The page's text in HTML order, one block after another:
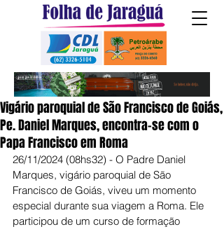
Vigário paroquial de São Francisco de Goiás,
Pe. Daniel Marques, encontra-se com o
Papa Francisco em Roma
26/11/2024 (08hs32) - O Padre Daniel
Marques, vigário paroquial de São
Francisco de Goiás, viveu um momento
especial durante sua viagem a Roma. Ele
participou de um curso de formação